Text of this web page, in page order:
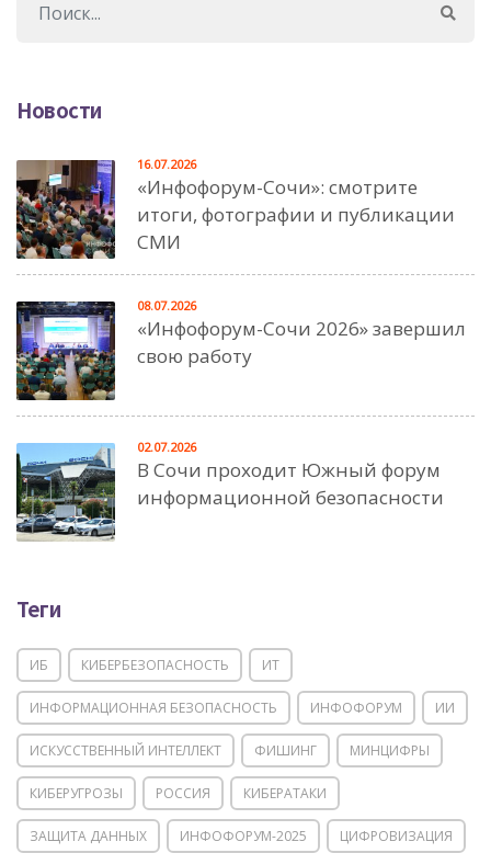
Новости
«Инфофорум-Сочи»: смотрите
итоги, фотографии и публикации
СМИ
16.07.2026
«Инфофорум-Сочи 2026» завершил
свою работу
08.07.2026
В Сочи проходит Южный форум
информационной безопасности
02.07.2026
Теги
ИБ КИБЕРБЕЗОПАСНОСТЬ ИТ
ИНФОРМАЦИОННАЯ БЕЗОПАСНОСТЬ ИНФОФОРУМ ИИ
ИСКУССТВЕННЫЙ ИНТЕЛЛЕКТ ФИШИНГ МИНЦИФРЫ
КИБЕРУГРОЗЫ РОССИЯ КИБЕРАТАКИ
ЗАЩИТА ДАННЫХ ИНФОФОРУМ-2025 ЦИФРОВИЗАЦИЯ